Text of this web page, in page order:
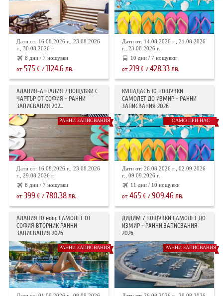
Дати от: 16.08.2026 г., 23.08.2026
г., 30.08.2026 г.
8 дни / 7 нощувки
от: 575 €/ 1124.6лв.
Дати от: 14.08.2026 г., 21.08.2026
г., 23.08.2026 г.
10 дни / 7 нощувки
от:219 € /428.33лв.
АЛАНИЯ-АНТАЛИЯ 7 НОЩУВКИ С
ЧАРТЪР ОТ СОФИЯ - РАННИ
ЗАПИСВАНИЯ 202...
РАННИ ЗАПИСВАНИЯ
Дати от: 16.08.2026 г., 23.08.2026
г., 29.08.2026 г.
8 дни / 7 нощувки
от: 399 €/ 780.38лв.
КУШАДАСЪ 10 НОЩУВКИ
САМОЛЕТ ДО ИЗМИР - РАННИ
ЗАПИСВАНИЯ 2026
САМО ПРИ НАС
Дати от: 26.08.2026 г., 02.09.2026
г., 09.09.2026 г.
11 дни / 10 нощувки
от:465 € /909.46лв.
АЛАНИЯ 10 нощ. САМОЛЕТ ОТ
СОФИЯ ВТОРНИК РАННИ
ЗАПИСВАНИЯ 2026
РАННИ ЗАПИСВАНИЯ
ДИДИМ 7 НОЩУВКИ САМОЛЕТ ДО
ИЗМИР - РАННИ ЗАПИСВАНИЯ
2026
РАННИ ЗАПИСВАНИЯ